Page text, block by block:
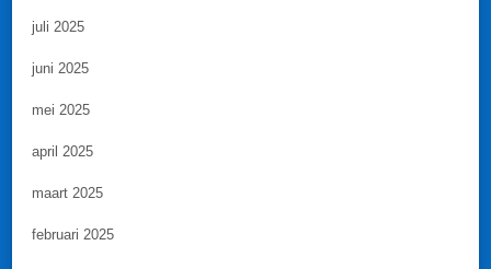
juli 2025
juni 2025
mei 2025
april 2025
maart 2025
februari 2025